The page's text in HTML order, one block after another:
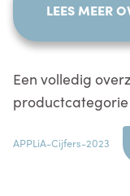
LEES MEER
Een volledig
APPLiA-Cijfers-2023